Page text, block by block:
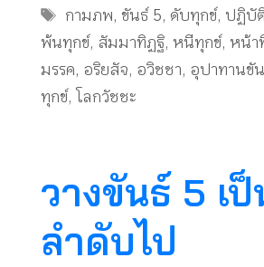
Tags
กามภพ, ขันธ์ 5, ดับทุกข์, ปฏิบั
พ้นทุกข์, สัมมาทิฏฐิ, หนีทุกข์, หน้า
มรรค, อริยสัจ, อวิชชา, อุปาทานขั
ทุกข์, โลกวัชชะ
วางขันธ์ 5 เ
ลำดับไป